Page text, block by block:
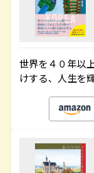
世界を４０年以
けする、人生を